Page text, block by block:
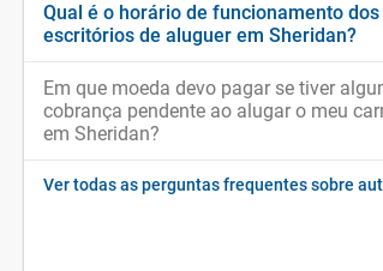
Qual é o horário de funcionamento dos
escritórios de aluguer em Sheridan?
Em que moeda devo pagar se tiver
cobrança pendente ao alugar o meu
em Sheridan?
Ver todas as perguntas frequentes sobre